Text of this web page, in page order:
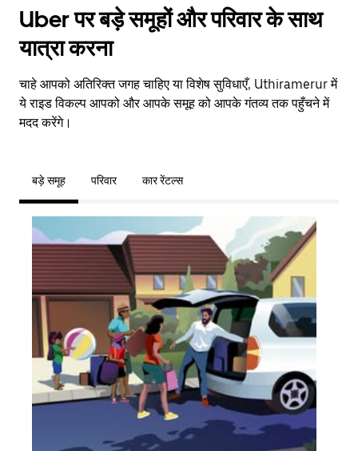
Uber पर बड़े समूहों और परिवार के साथ
यात्रा करना
चाहे आपको अतिरिक्त जगह चाहिए या विशेष सुविधाएँ, Uthiramerur में
ये राइड विकल्प आपको और आपके समूह को आपके गंतव्य तक पहुँचने में
मदद करेंगे।
बड़े समूह परिवार कार रेंटल्स